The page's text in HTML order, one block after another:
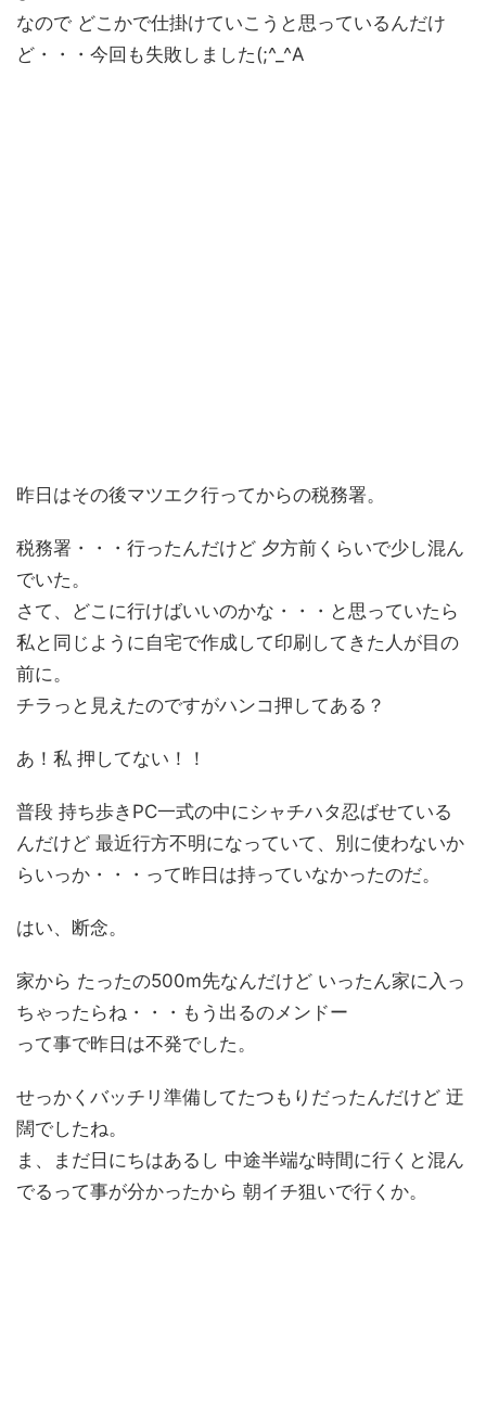
なので どこかで仕掛けていこうと思っているんだけ
ど・・・今回も失敗しました(;^_^A
昨日はその後マツエク行ってからの税務署。
税務署・・・行ったんだけど 夕方前くらいで少し混ん
でいた。
さて、どこに行けばいいのかな・・・と思っていたら
私と同じように自宅で作成して印刷してきた人が目の
前に。
チラっと見えたのですがハンコ押してある？
あ！私 押してない！！
普段 持ち歩きPC一式の中にシャチハタ忍ばせている
んだけど 最近行方不明になっていて、別に使わないか
らいっか・・・って昨日は持っていなかったのだ。
はい、断念。
家から たったの500m先なんだけど いったん家に入っ
ちゃったらね・・・もう出るのメンドー
って事で昨日は不発でした。
せっかくバッチリ準備してたつもりだったんだけど 迂
闊でしたね。
ま、まだ日にちはあるし 中途半端な時間に行くと混ん
でるって事が分かったから 朝イチ狙いで行くか。